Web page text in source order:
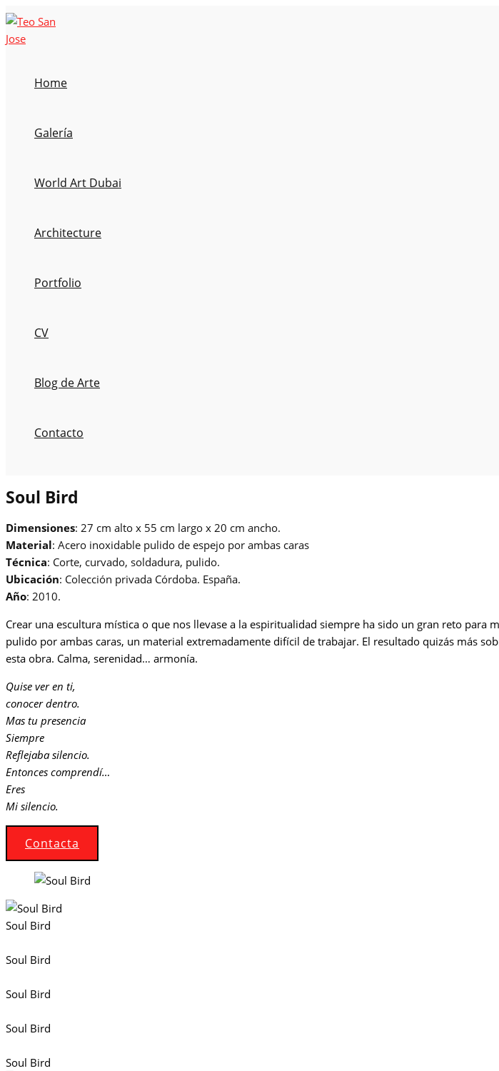
Ir
contenido
Home
Galería
World Art Dubai
Architecture
Portfolio
CV
Blog de Arte
Contacto
Soul Bird
Dimensiones: 27 cm alto x 55 cm largo x 20 cm ancho.
Material: Acero inoxidable pulido de espejo por ambas caras
Técnica: Corte, curvado, soldadura, pulido.
Ubicación: Colección privada Córdoba. España.
Año: 2010.
Crear una escultura mística o que nos llevase a la espiritualidad siempre ha sido un gran reto para
pulido por ambas caras, un material extremadamente difícil de trabajar. El resultado quizás más
esta obra. Calma, serenidad… armonía.
Quise ver en ti,
conocer dentro.
Mas tu presencia
Siempre
Reflejaba silencio.
Entonces comprendí…
Eres
Mi silencio.
Contacta
Soul Bird
Soul Bird
Soul Bird
Soul Bird
Soul Bird